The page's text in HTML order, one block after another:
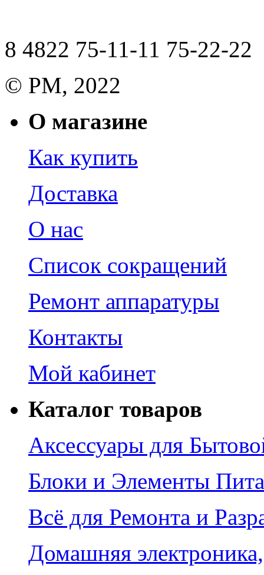
8 4822 75-11-11 75-22-22
© РМ, 2022
О магазине
Как купить
Доставка
О нас
Список сокращений
Ремонт аппаратуры
Контакты
Мой кабинет
Каталог товаров
Аксессуары для
Блоки и Элементы
Всё для Ремонта и
Домашняя